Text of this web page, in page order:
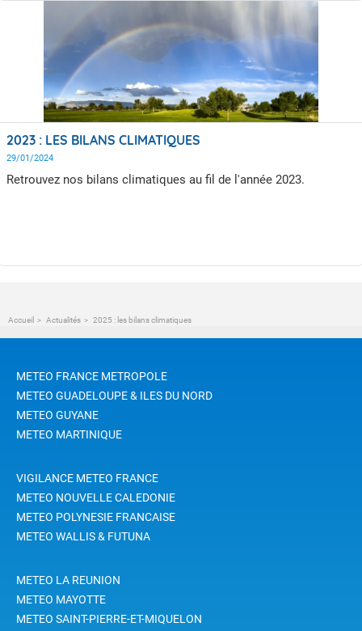
2023 : LES BILANS CLIMATIQUES
29/01/2024
Retrouvez nos bilans climatiques au fil de l'année 2023.
Accueil Actualités 2025 : les bilans climatiques
METEO FRANCE METROPOLE
METEO GUADELOUPE & ILES DU NORD
METEO GUYANE
METEO MARTINIQUE
VIGILANCE METEO FRANCE
METEO NOUVELLE CALEDONIE
METEO POLYNESIE FRANCAISE
METEO WALLIS & FUTUNA
METEO LA REUNION
METEO MAYOTTE
METEO SAINT-PIERRE-ET-MIQUELON